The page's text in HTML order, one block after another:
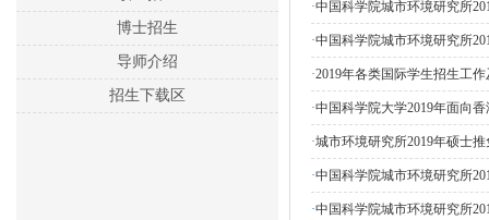
博士招生
导师介绍
招生下载区
·中国科学院城市环境研究所
·中国科学院城市环境研究所
·2019年各类国际学生招生工
·中国科学院大学2019年面向
·城市环境研究所2019年硕士
·中国科学院城市环境研究所
·中国科学院城市环境研究所